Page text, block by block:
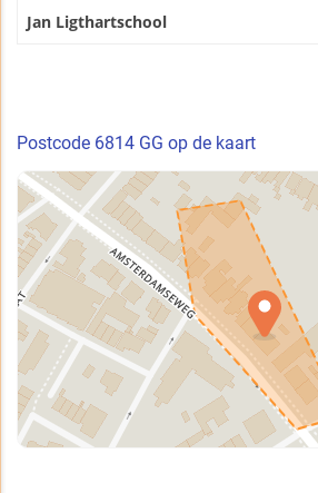
Jan Ligthartschool
Postcode 6814 GG op de kaart